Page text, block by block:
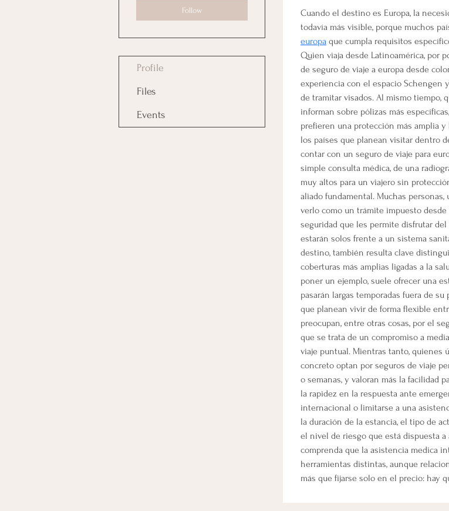
Cuando el destino es Europa, la
todavía más visible, porque muchos
europa que cumpla requisitos
Quien viaja desde Latinoamérica, por
de seguro de viaje a europa desde
experiencia con el espacio Schengen
de tramitar visados. Al mismo tiempo,
informan sobre pólizas más
prefieren una protección más amplia
los países que planean visitar dentro
contar con un seguro de viaje para
simple consulta médica, de una
muy altos para un viajero sin
aliado fundamental. Muchas
verlo como un trámite impuesto
seguridad que les permite disfrutar del
estarán solos frente a un sistema
destino, también resulta clave
coberturas más amplias ligadas a la
poner un ejemplo, suele ofrecer una
pasarán largas temporadas fuera de
que planean vivir de forma flexible
preocupan, entre otras cosas, por el
que se trata de un compromiso a
viaje puntual. Mientras tanto, quienes
concreto optan por seguros de viaje
o semanas, y valoran más la facilidad
la rapidez en la respuesta ante
internacional o limitarse a una
la duración de la estancia, el tipo de
el nivel de riesgo que está dispuesta a
comprenda que la asistencia medica
herramientas distintas, aunque
más que fijarse solo en el precio: hay
Follow
Profile
Files
Events